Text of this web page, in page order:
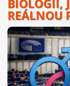
BIOLOGII,
REÁLNOU